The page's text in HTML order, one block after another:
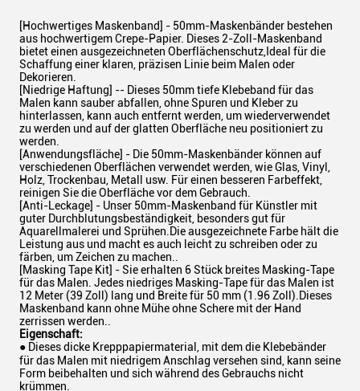
[Hochwertiges Maskenband] - 50mm-Maskenbänder bestehen
aus hochwertigem Crepe-Papier. Dieses 2-Zoll-Maskenband
bietet einen ausgezeichneten Oberflächenschutz,Ideal für die
Schaffung einer klaren, präzisen Linie beim Malen oder
Dekorieren.
[Niedrige Haftung] -- Dieses 50mm tiefe Klebeband für das
Malen kann sauber abfallen, ohne Spuren und Kleber zu
hinterlassen, kann auch entfernt werden, um wiederverwendet
zu werden und auf der glatten Oberfläche neu positioniert zu
werden.
[Anwendungsfläche] - Die 50mm-Maskenbänder können auf
verschiedenen Oberflächen verwendet werden, wie Glas, Vinyl,
Holz, Trockenbau, Metall usw. Für einen besseren Farbeffekt,
reinigen Sie die Oberfläche vor dem Gebrauch.
[Anti-Leckage] - Unser 50mm-Maskenband für Künstler mit
guter Durchblutungsbeständigkeit, besonders gut für
Aquarellmalerei und Sprühen.Die ausgezeichnete Farbe hält die
Leistung aus und macht es auch leicht zu schreiben oder zu
färben, um Zeichen zu machen..
[Masking Tape Kit] - Sie erhalten 6 Stück breites Masking-Tape
für das Malen. Jedes niedriges Masking-Tape für das Malen ist
12 Meter (39 Zoll) lang und Breite für 50 mm (1.96 Zoll).Dieses
Maskenband kann ohne Mühe ohne Schere mit der Hand
zerrissen werden..
Eigenschaft:
● Dieses dicke Krepppapiermaterial, mit dem die Klebebänder
für das Malen mit niedrigem Anschlag versehen sind, kann seine
Form beibehalten und sich während des Gebrauchs nicht
krümmen.